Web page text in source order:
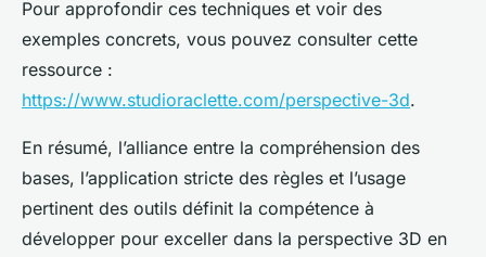
Pour approfondir ces techniques et voir des
exemples concrets, vous pouvez consulter cette
ressource :
https://www.studioraclette.com/perspective-3d.
En résumé, l’alliance entre la compréhension des
bases, l’application stricte des règles et l’usage
pertinent des outils définit la compétence à
développer pour exceller dans la perspective 3D en